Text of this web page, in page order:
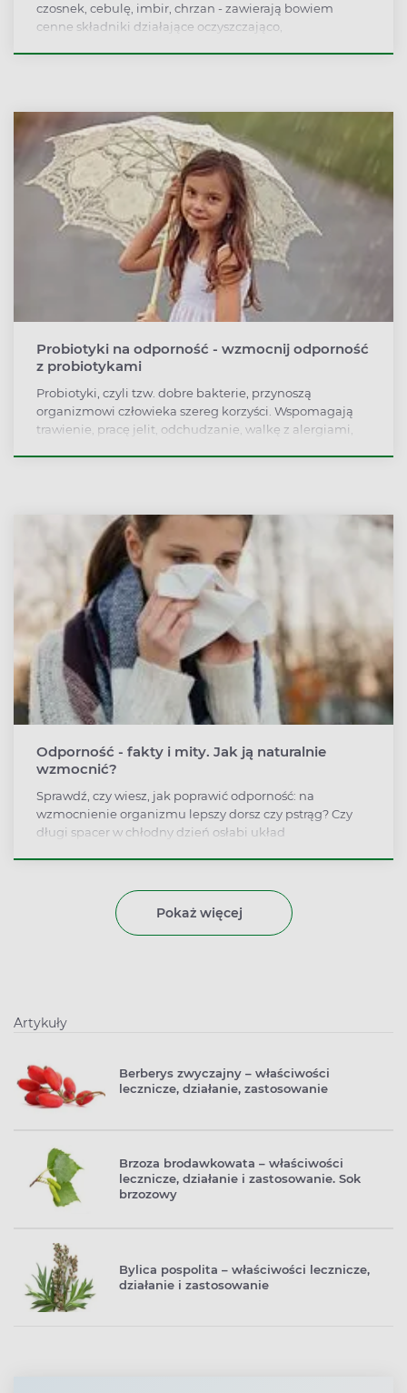
czosnek, cebulę, imbir, chrzan - zawierają bowiem
cenne składniki działające oczyszczająco,
antybiotyki?
Probiotyki na odporność - wzmocnij odporność
z probiotykami
Probiotyki, czyli tzw. dobre bakterie, przynoszą
organizmowi człowieka szereg korzyści. Wspomagają
trawienie, pracę jelit, odchudzanie, walkę z alergiami,
Odporność - fakty i mity. Jak ją naturalnie
wzmocnić?
Sprawdź, czy wiesz, jak poprawić odporność: na
wzmocnienie organizmu lepszy dorsz czy pstrąg? Czy
długi spacer w chłodny dzień osłabi układ
Pokaż więcej
Artykuły
Berberys zwyczajny – właściwości
lecznicze, działanie, zastosowanie
Brzoza brodawkowata – właściwości
lecznicze, działanie i zastosowanie. Sok
brzozowy
Bylica pospolita – właściwości lecznicze,
działanie i zastosowanie